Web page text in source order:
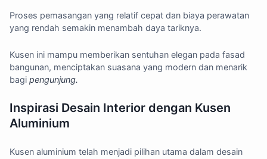
Proses pemasangan yang relatif cepat dan biaya perawatan
yang rendah semakin menambah daya tariknya.
Kusen ini mampu memberikan sentuhan elegan pada fasad
bangunan, menciptakan suasana yang modern dan menarik
bagi pengunjung.
Inspirasi Desain Interior dengan Kusen
Aluminium
Kusen aluminium telah menjadi pilihan utama dalam desain